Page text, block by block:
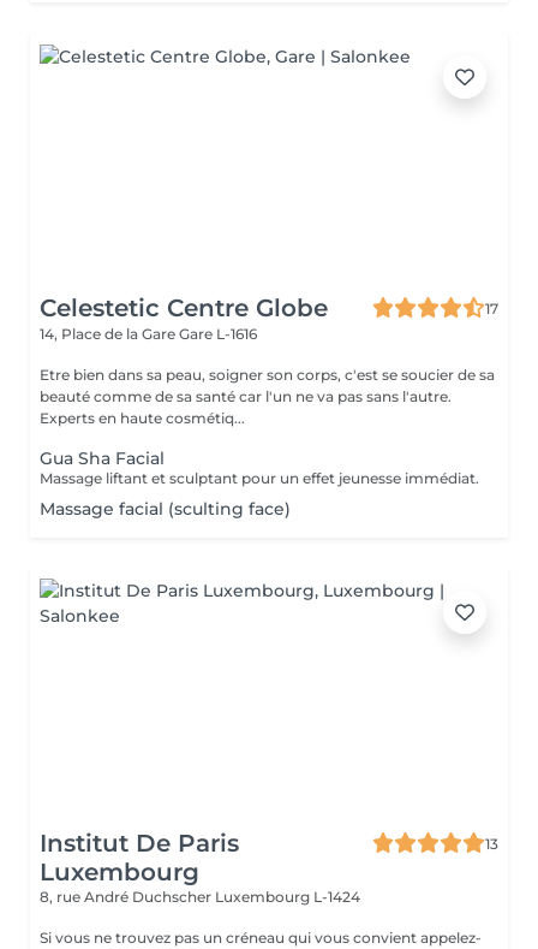
Celestetic Centre Globe
17
14, Place de la Gare Gare L-1616
Etre bien dans sa peau, soigner son corps, c'est se soucier de sa
beauté comme de sa santé car l'un ne va pas sans l'autre.
Experts en haute cosmétiq...
Gua Sha Facial
Massage liftant et sculptant pour un effet jeunesse immédiat.
Massage facial (sculting face)
Institut De Paris
Luxembourg
13
8, rue André Duchscher Luxembourg L-1424
Si vous ne trouvez pas un créneau qui vous convient appelez-